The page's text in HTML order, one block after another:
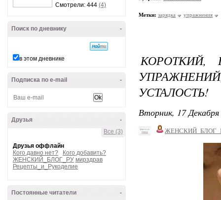
Смотрели: 444 (4)
-
Поиск по дневнику
в этом дневнике
-
Подписка по e-mail
-
Друзья
Все (3)
Друзья оффлайн
Кого давно нет?
Кого добавить?
ЖЕНСКИЙ_БЛОГ_РУ мирздрав
Рецепты_и_Рукоделие
-
Постоянные читатели
Метки: зарядка упражнения
КОРОТКИЙ,
УСТАЛОСТЬ!
Вторник, 17